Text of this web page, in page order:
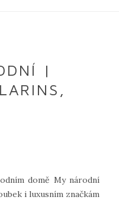
|
domě My národní
i luxusním značkám